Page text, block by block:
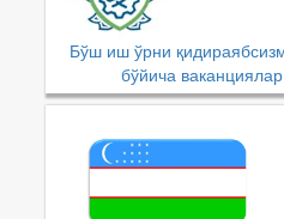
Бўш иш ўрни
бўйича